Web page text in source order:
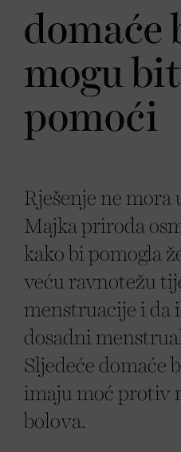
domaće
mogu
pomoći
Rješenje ne
Majka priroda
kako bi pomogla
veću ravnotežu
menstruacije i da
dosadni
Sljedeće domaće
imaju moć protiv
bolova.